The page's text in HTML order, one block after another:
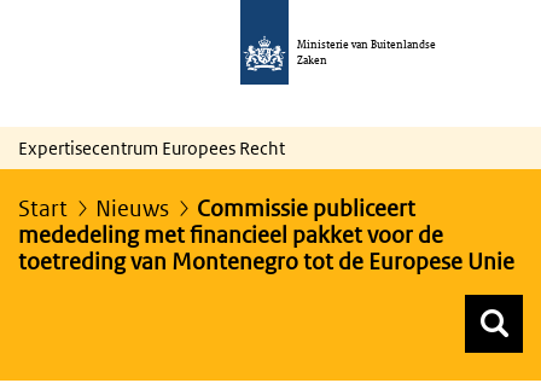
Ministerie van Buitenlandse
Zaken
Expertisecentrum Europees Recht
Start Nieuws
Commissie publiceert
mededeling met financieel pakket voor de
toetreding van Montenegro tot de Europese Unie